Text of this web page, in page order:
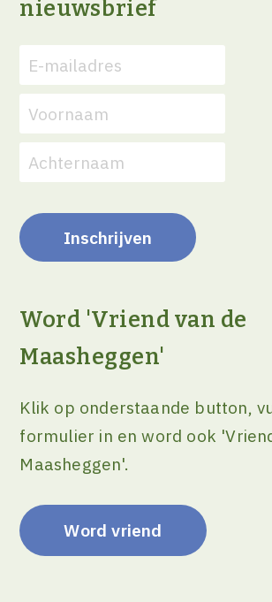
nieuwsbrief
Word 'Vriend van de
Maasheggen'
Klik op onderstaande button,
formulier in en word ook
Maasheggen'.
Word vriend